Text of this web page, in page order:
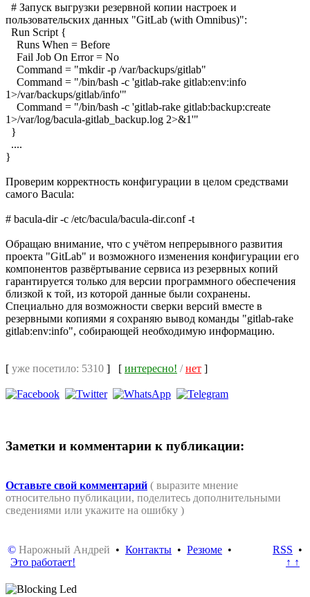
# Запуск выгрузки резервной копии настроек и
пользовательских данных "GitLab (with Omnibus)":
Run Script {
Runs When = Before
Fail Job On Error = No
Command = "mkdir -p /var/backups/gitlab"
Command = "/bin/bash -c 'gitlab-rake gitlab:env:info
1>/var/backups/gitlab/info'"
Command = "/bin/bash -c 'gitlab-rake gitlab:backup:create
1>/var/log/bacula-gitlab_backup.log 2>&1'"
}
....
}
Проверим корректность конфигурации в целом средствами
самого Bacula:
# bacula-dir -c /etc/bacula/bacula-dir.conf -t
Обращаю внимание, что с учётом непрерывного развития
проекта "GitLab" и возможного изменения конфигурации его
компонентов развёртывание сервиса из резервных копий
гарантируется только для версии программного обеспечения
близкой к той, из которой данные были сохранены.
Специально для возможности сверки версий вместе в
резервными копиями я сохраняю вывод команды "gitlab-rake
gitlab:env:info", собирающей необходимую информацию.
[ уже посетило: 5310 ] [ интересно! /нет ]
Заметки и комментарии к публикации:
Оставьте свой комментарий ( выразите мнение
относительно публикации, поделитесь дополнительными
сведениями или укажите на ошибку )
© Нарожный Андрей • Контакты • Резюме •
Это работает!
RSS •
↑ ↑